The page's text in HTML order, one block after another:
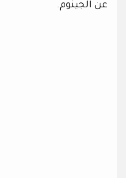
عن الجينوم.